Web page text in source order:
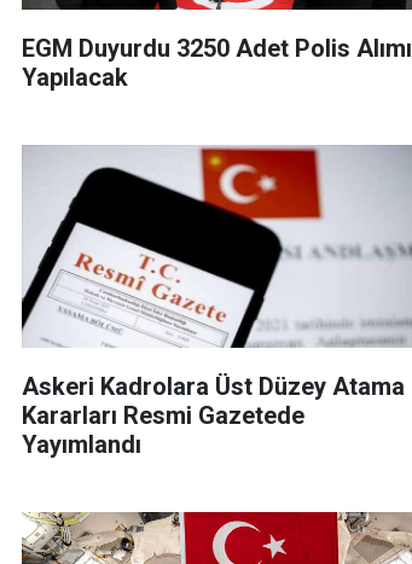
EGM Duyurdu 3250 Adet Polis Alımı
Yapılacak
Askeri Kadrolara Üst Düzey Atama
Kararları Resmi Gazetede
Yayımlandı